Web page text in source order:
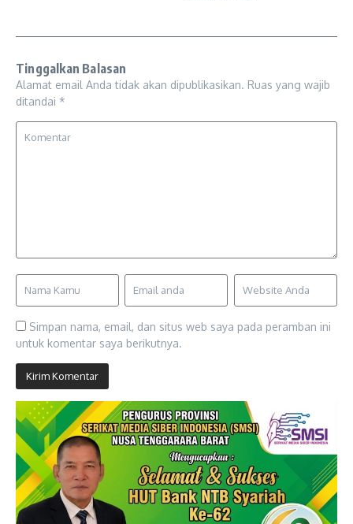
Tinggalkan Balasan
Alamat email Anda tidak akan dipublikasikan. Ruas yang wajib
ditandai *
Simpan nama, email, dan situs web saya pada peramban ini
untuk komentar saya berikutnya.